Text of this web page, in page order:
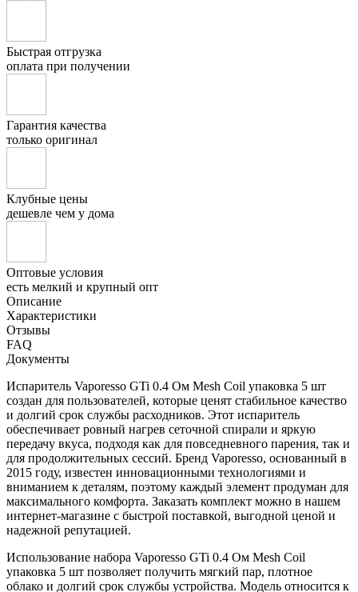
Быстрая отгрузка
оплата при получении
Гарантия качества
только оригинал
Клубные цены
дешевле чем у дома
Оптовые условия
есть мелкий и крупный опт
Описание
Характеристики
Отзывы
FAQ
Документы
Испаритель Vaporesso GTi 0.4 Ом Mesh Coil упаковка 5 шт
создан для пользователей, которые ценят стабильное качество
и долгий срок службы расходников. Этот испаритель
обеспечивает ровный нагрев сеточной спирали и яркую
передачу вкуса, подходя как для повседневного парения, так и
для продолжительных сессий. Бренд Vaporesso, основанный в
2015 году, известен инновационными технологиями и
вниманием к деталям, поэтому каждый элемент продуман для
максимального комфорта. Заказать комплект можно в нашем
интернет-магазине с быстрой поставкой, выгодной ценой и
надежной репутацией.
Использование набора Vaporesso GTi 0.4 Ом Mesh Coil
упаковка 5 шт позволяет получить мягкий пар, плотное
облако и долгий срок службы устройства. Модель относится к